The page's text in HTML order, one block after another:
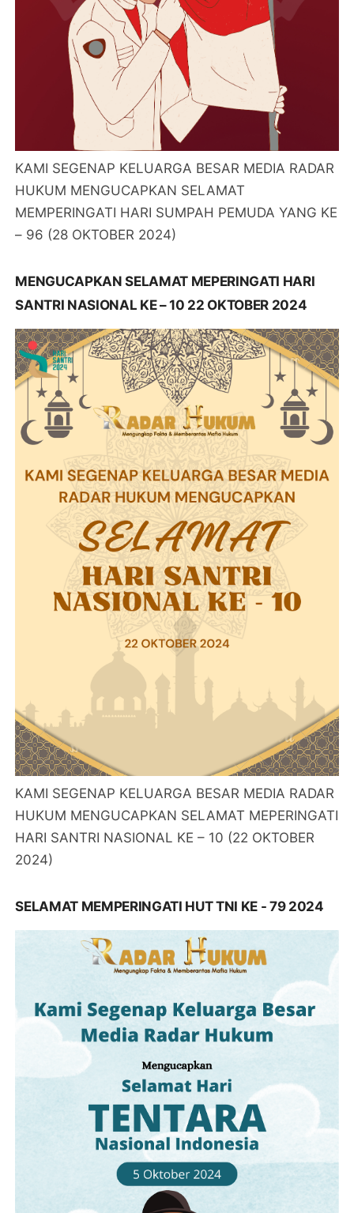
KAMI SEGENAP KELUARGA BESAR MEDIA RADAR
HUKUM MENGUCAPKAN SELAMAT
MEMPERINGATI HARI SUMPAH PEMUDA YANG KE
– 96 (28 OKTOBER 2024)
MENGUCAPKAN SELAMAT MEPERINGATI HARI
SANTRI NASIONAL KE – 10 22 OKTOBER 2024
KAMI SEGENAP KELUARGA BESAR MEDIA RADAR
HUKUM MENGUCAPKAN SELAMAT MEPERINGATI
HARI SANTRI NASIONAL KE – 10 (22 OKTOBER
2024)
SELAMAT MEMPERINGATI HUT TNI KE - 79 2024